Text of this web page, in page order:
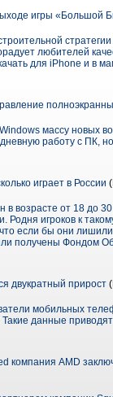
игры «Большой
любителей
для iPhone и в
массу новых
работу с ПК,
играет в России
в возрасте от 18
Родня игроков к
если бы они
получены Фондом
двукратный прирост
мобильных
данные
компания AMD